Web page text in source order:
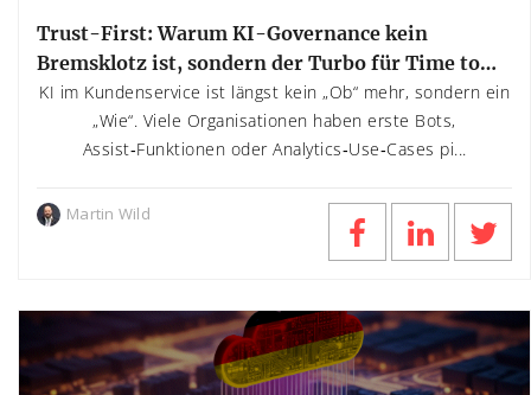
Trust-First: Warum KI-Governance kein
Bremsklotz ist, sondern der Turbo für Time to
Value
KI im Kundenservice ist längst kein „Ob“ mehr, sondern ein
„Wie“. Viele Organisationen haben erste Bots,
Assist‑Funktionen oder Analytics‑Use‑Cases pi...
Martin Wild